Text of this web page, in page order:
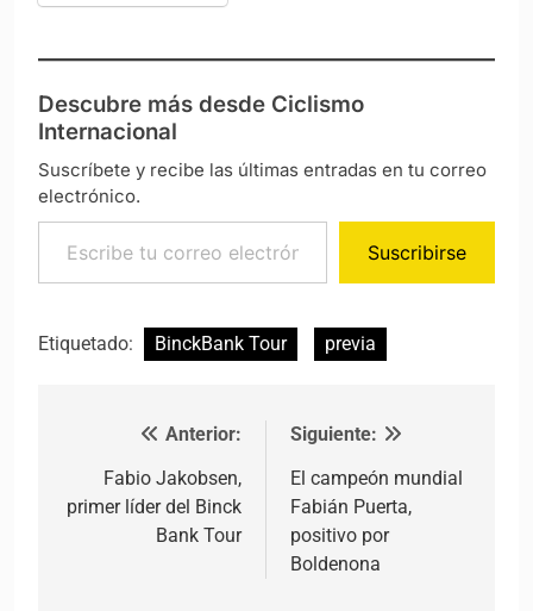
Descubre más desde Ciclismo
Internacional
Suscríbete y recibe las últimas entradas en tu correo
electrónico.
Escribe tu correo electrónico…
Suscribirse
Etiquetado: BinckBank Tour previa
Navegación de entradas
Anterior:
Fabio Jakobsen,
primer líder del Binck
Bank Tour
Siguiente:
El campeón mundial
Fabián Puerta,
positivo por
Boldenona